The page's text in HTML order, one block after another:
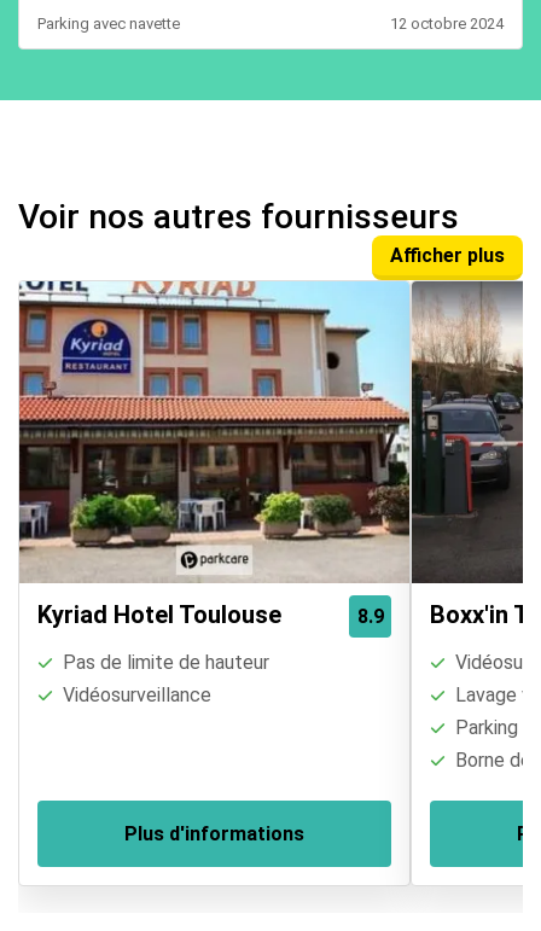
Parking avec navette 12 octobre 2024
Voir nos autres fournisseurs
Afficher plus
8.9
Kyriad Hotel Toulouse
Pas de limite de hauteur
Vidéosurveillance
Plus d'informations
Boxx'in
Lavage
Parking
Borne de